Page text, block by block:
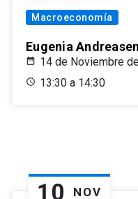
Macroeconomía
Eugenia
14 de Noviembre
13:30 a 14:30
10 NOV